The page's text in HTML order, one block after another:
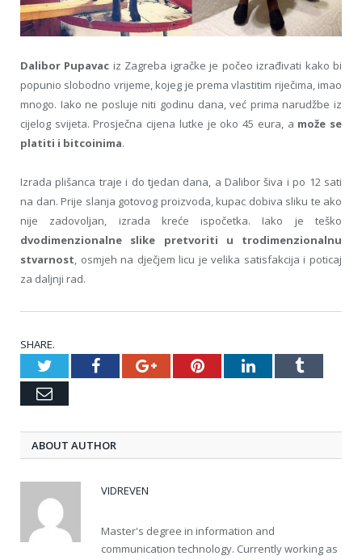
Dalibor Pupavac iz Zagreba igračke je počeo izrađivati kako bi
popunio slobodno vrijeme, kojeg je prema vlastitim riječima, imao
mnogo. Iako ne posluje niti godinu dana, već prima narudžbe iz
cijelog svijeta. Prosječna cijena lutke je oko 45 eura, a može se
platiti i bitcoinima.
Izrada plišanca traje i do tjedan dana, a Dalibor šiva i po 12 sati
na dan. Prije slanja gotovog proizvoda, kupac dobiva sliku te ako
nije zadovoljan, izrada kreće ispočetka. Iako je teško
dvodimenzionalne slike pretvoriti u trodimenzionalnu
stvarnost, osmjeh na dječjem licu je velika satisfakcija i poticaj
za daljnji rad.
SHARE.
TwitterFacebookGoogle+PinterestLinkedInTumblr
Email
ABOUT AUTHOR
VIDREVEN
Master's degree in information and
communication technology. Currently working as